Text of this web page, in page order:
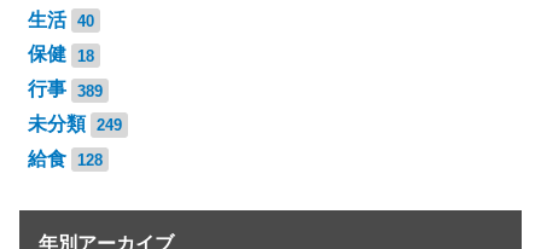
生活 40
保健 18
行事 389
未分類 249
給食 128
年別アーカイブ